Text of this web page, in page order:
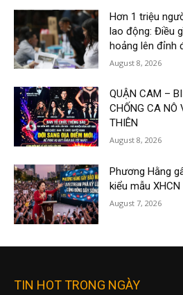
Hơn 1 triệu
lao động: Điều
hoảng lên đỉnh
August 8, 2026
QUẬN CAM –
CHỐNG CA NÔ
THIÊN
August 8, 2026
Phương Hằng
kiểu mẫu
August 7, 2026
TIN HOT TRONG NGÀY